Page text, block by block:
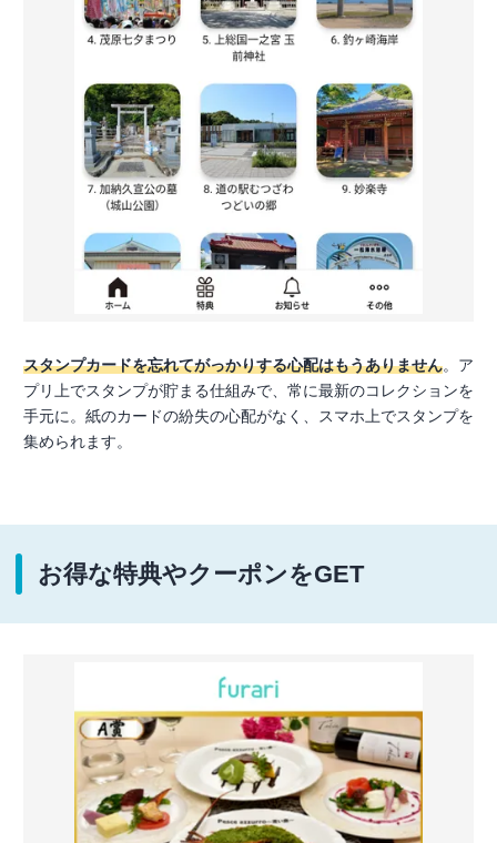
スタンプカードを忘れてがっかりする心配はもうありません。ア
プリ上でスタンプが貯まる仕組みで、常に最新のコレクションを
手元に。紙のカードの紛失の心配がなく、スマホ上でスタンプを
集められます。
お得な特典やクーポンをGET